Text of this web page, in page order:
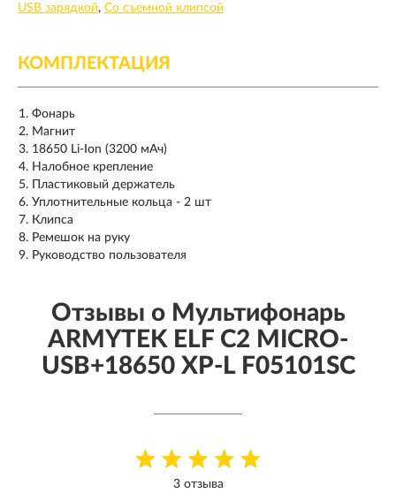
USB зарядкой Со съемной клипсой
КОМПЛЕКТАЦИЯ
Фонарь
Магнит
18650 Li-Ion (3200 мАч)
Налобное крепление
Пластиковый держатель
Уплотнительные кольца - 2 шт
Клипса
Ремешок на руку
Руководство пользователя
Отзывы о Мультифонарь
ARMYTEK ELF C2 MICRO-
USB+18650 XP-L F05101SC
3 отзыва